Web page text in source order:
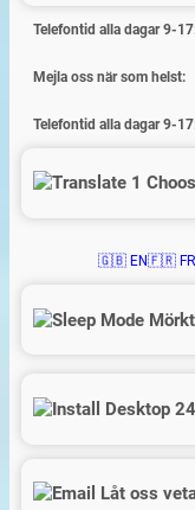
Telefontid alla dagar 9-
Mejla oss när som helst:
Telefontid alla dagar 9-
🇬🇧 EN🇫🇷 FR
Låt oss